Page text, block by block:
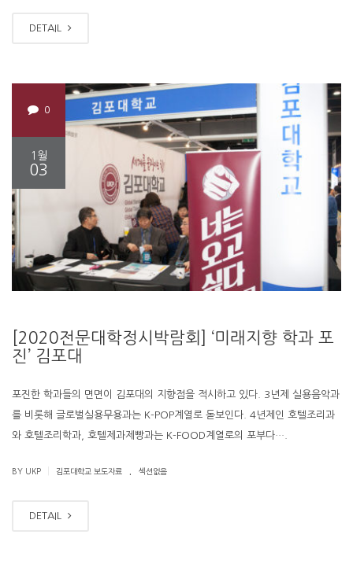
DETAIL
0
1월
03
[2020전문대학정시박람회] ‘미래지향 학과 포
진’ 김포대
포진한 학과들의 면면이 김포대의 지향점을 적시하고 있다. 3년제 실용음악과
를 비롯해 글로벌실용무용과는 K-POP계열로 돋보인다. 4년제인 호텔조리과
와 호텔조리학과, 호텔제과제빵과는 K-FOOD계열로의 포부다….
BY UKP 김포대학교 보도자료 섹션없음
DETAIL